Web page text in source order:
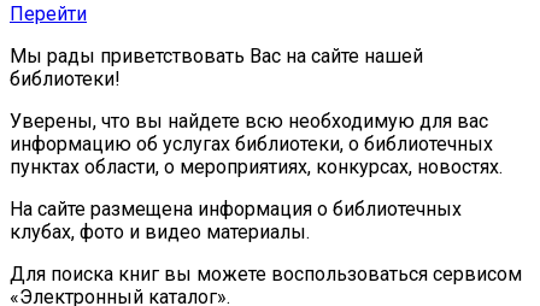
Перейти
Мы рады приветствовать Вас на сайте нашей
библиотеки!
Уверены, что вы найдете всю необходимую для вас
информацию об услугах библиотеки, о библиотечных
пунктах области, о мероприятиях, конкурсах, новостях.
На сайте размещена информация о библиотечных
клубах, фото и видео материалы.
Для поиска книг вы можете воспользоваться сервисом
«Электронный каталог».